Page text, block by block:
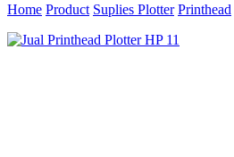
Home Product Suplies Plotter Printhead